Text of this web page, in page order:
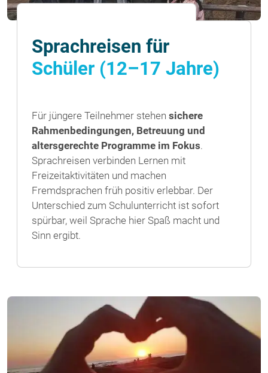
Sprachreisen für
Schüler (12–17 Jahre)
Für jüngere Teilnehmer stehen sichere
Rahmenbedingungen, Betreuung und
altersgerechte Programme im Fokus.
Sprachreisen verbinden Lernen mit
Freizeitaktivitäten und machen
Fremdsprachen früh positiv erlebbar. Der
Unterschied zum Schulunterricht ist sofort
spürbar, weil Sprache hier Spaß macht und
Sinn ergibt.